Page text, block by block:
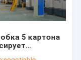
5 картона